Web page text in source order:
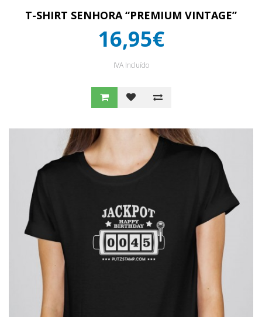
T-SHIRT SENHORA “PREMIUM VINTAGE”
16,95€
IVA Incluído